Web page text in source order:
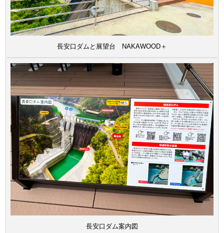
長安口ダムと展望台 NAKAWOOD＋
長安口ダム案内図